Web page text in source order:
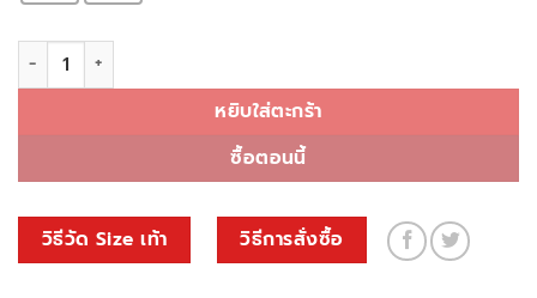
จำนวน BF10 ชิ้น
หยิบใส่ตะกร้า
ซื้อตอนนี้
วิธีวัด Size เท้า วิธีการสั่งซื้อ